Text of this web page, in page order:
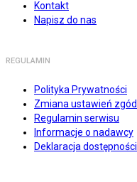
Kontakt
Napisz do nas
REGULAMIN
Polityka Prywatności
Zmiana ustawień zgód
Regulamin serwisu
Informacje o nadawcy
Deklaracja dostępności